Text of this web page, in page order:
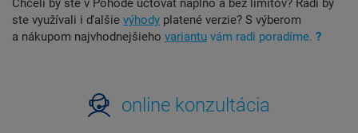
Chceli by ste v Pohode účtovať naplno a bez limitov? Radi by
ste využívali i ďalšie výhody platené verzie? S výberom
a nákupom najvhodnejšieho variantu vám radi poradíme. ?
online konzultácia